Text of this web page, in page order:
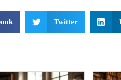
Twitter